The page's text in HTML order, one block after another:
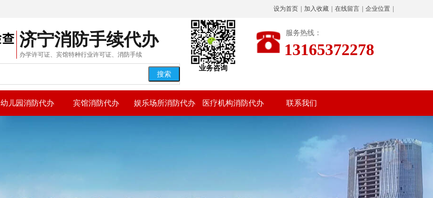
济宁消防手续代办
办学许可证、宾馆特种行业许可证、消防手续
业务咨询
服务热线：
13165372278
搜索
设为首页 加入收藏 在线留言 企业位置
幼儿园消防代办 宾馆消防代办 娱乐场所消防代办 医疗机构消防代办 联系我们